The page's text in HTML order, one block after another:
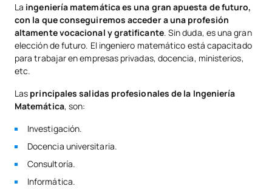
La ingeniería matemática es una gran apuesta de futuro,
con la queconseguiremos acceder a una profesión
altamente vocacional y gratificante. Sin duda, es una gran
elección de futuro. El ingeniero matemático está capacitado
para trabajar en empresas privadas, docencia, ministerios,
etc.
Las principales salidas profesionales de la Ingeniería
Matemática, son:
Investigación.
Docencia universitaria.
Consultoría.
Informática.